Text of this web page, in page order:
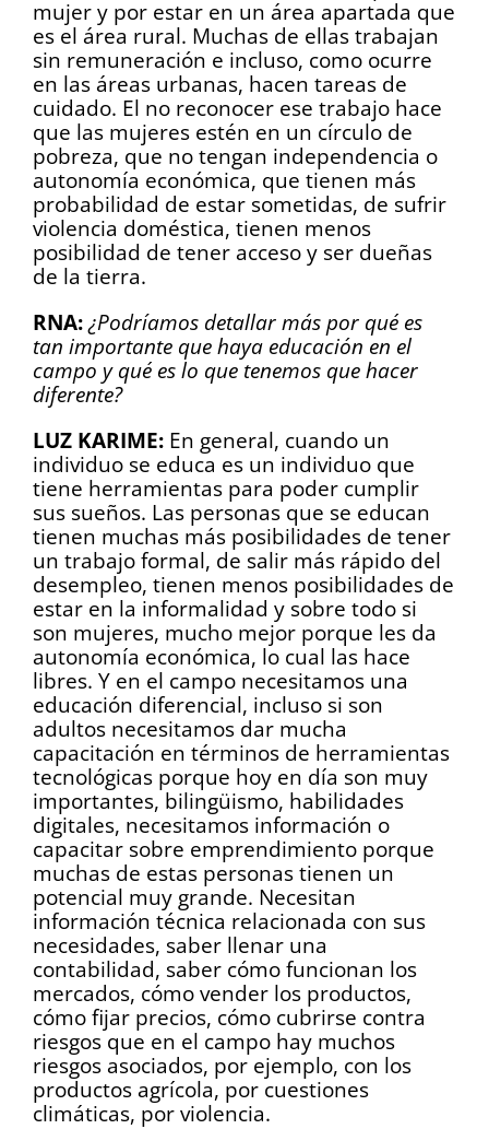
mujer y por estar en un área apartada que
es el área rural. Muchas de ellas trabajan
sin remuneración e incluso, como ocurre
en las áreas urbanas, hacen tareas de
cuidado. El no reconocer ese trabajo hace
que las mujeres estén en un círculo de
pobreza, que no tengan independencia o
autonomía económica, que tienen más
probabilidad de estar sometidas, de sufrir
violencia doméstica, tienen menos
posibilidad de tener acceso y ser dueñas
de la tierra.
RNA: ¿Podríamos detallar más por qué es
tan importante que haya educación en el
campo y qué es lo que tenemos que hacer
diferente?
LUZ KARIME: En general, cuando un
individuo se educa es un individuo que
tiene herramientas para poder cumplir
sus sueños. Las personas que se educan
tienen muchas más posibilidades de tener
un trabajo formal, de salir más rápido del
desempleo, tienen menos posibilidades de
estar en la informalidad y sobre todo si
son mujeres, mucho mejor porque les da
autonomía económica, lo cual las hace
libres. Y en el campo necesitamos una
educación diferencial, incluso si son
adultos necesitamos dar mucha
capacitación en términos de herramientas
tecnológicas porque hoy en día son muy
importantes, bilingüismo, habilidades
digitales, necesitamos información o
capacitar sobre emprendimiento porque
muchas de estas personas tienen un
potencial muy grande. Necesitan
información técnica relacionada con sus
necesidades, saber llenar una
contabilidad, saber cómo funcionan los
mercados, cómo vender los productos,
cómo fijar precios, cómo cubrirse contra
riesgos que en el campo hay muchos
riesgos asociados, por ejemplo, con los
productos agrícola, por cuestiones
climáticas, por violencia.